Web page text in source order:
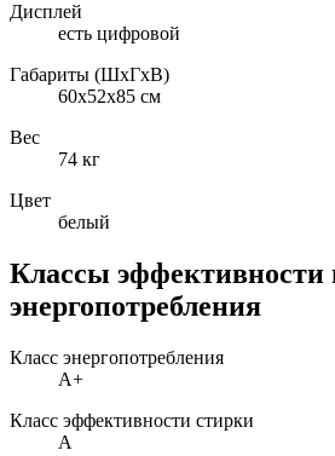
Дисплей
есть цифровой
Габариты (ШxГxВ)
60x52x85 см
Вес
74 кг
Цвет
белый
Классы эффективности
энергопотребления
Класс энергопотребления
A+
Класс эффективности стирки
A